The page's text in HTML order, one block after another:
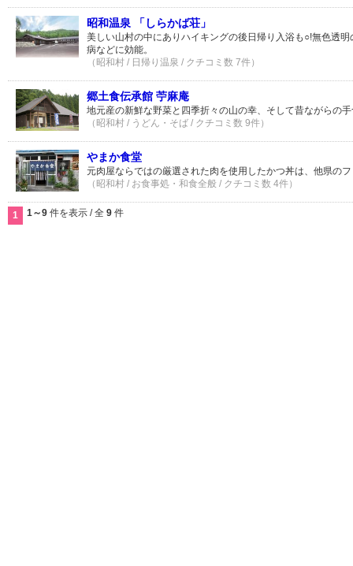
昭和温泉 「しらかば荘」
美しい山村の中にありハイキングの後日帰り入浴も○!無色透
病などに効能。
（昭和村 / 日帰り温泉 / クチコミ数 7件）
郷土食伝承館 苧麻庵
地元産の新鮮な野菜と四季折々の山の幸、そして昔ながらの
（昭和村 / うどん・そば / クチコミ数 9件）
やまか食堂
元肉屋ならではの厳選された肉を使用したかつ丼は、他県の
（昭和村 / お食事処・和食全般 / クチコミ数 4件）
1 1～9 件を表示 / 全 9 件